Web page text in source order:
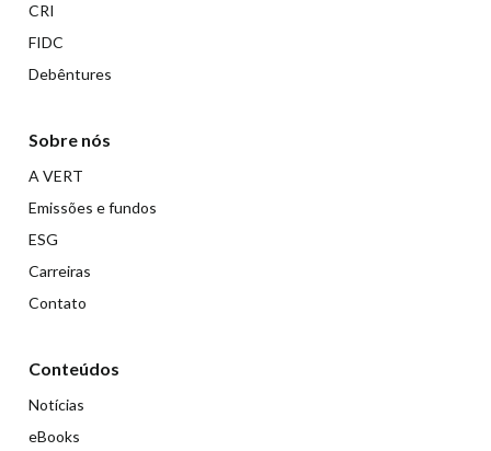
CRI
FIDC
Debêntures
Sobre nós
A VERT
Emissões e fundos
ESG
Carreiras
Contato
Conteúdos
Notícias
eBooks